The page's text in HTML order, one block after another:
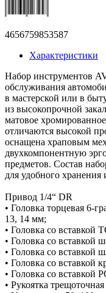
4656759853587
Характеристики
Набор инструментов
обслуживания
в мастерской или в
из высокопрочной
матовое
отличаются высокой
оснащена храповым
двухкомпонентную
предметов. Состав
для удобного хранения
Привод 1/4“ DR
• Головка торцевая 6-
13, 14 мм;
• Головка со
• Головка со
• Головка со вставкой
• Головка со вставкой
• Головка со вставкой
• Рукоятка